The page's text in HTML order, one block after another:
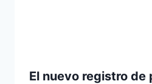
El nuevo registro de